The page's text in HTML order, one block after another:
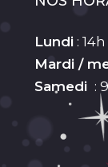
Lundi: 14h
Mardi /
Samedi :